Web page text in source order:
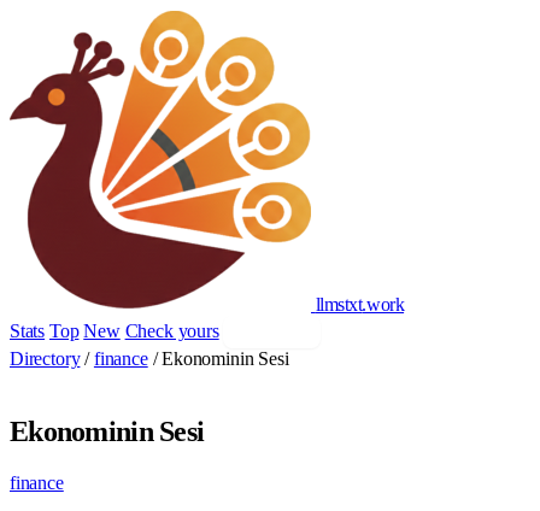
llmstxt.work
Stats Top New Check yours
Directory / finance / Ekonominin Sesi
Ekonominin Sesi
finance